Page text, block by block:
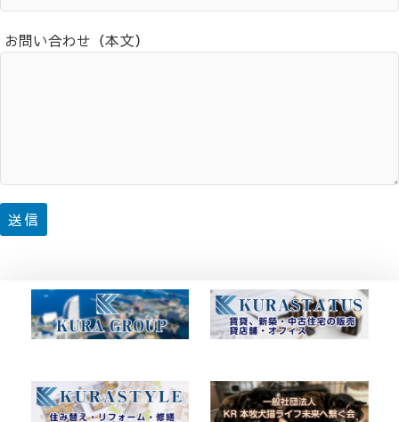
お問い合わせ（本文）